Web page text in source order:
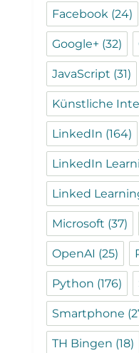
Facebook (24)
Google+ (32)
JavaScript (31)
Künstliche
LinkedIn (164)
LinkedIn
Linked
Microsoft (37)
OpenAI (25)
Python (176)
Smartphone
TH Bingen (18)